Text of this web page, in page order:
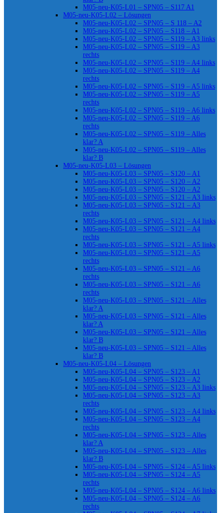
M05-neu-K05-L01 – SPN05 – S117 A1
M05-neu-K05-L02 – Lösungen
M05-neu-K05-L02 – SPN05 – S 118 – A2
M05-neu-K05-L02 – SPN05 – S118 – A1
M05-neu-K05-L02 – SPN05 – S119 – A3 links
M05-neu-K05-L02 – SPN05 – S119 – A3
rechts
M05-neu-K05-L02 – SPN05 – S119 – A4 links
M05-neu-K05-L02 – SPN05 – S119 – A4
rechts
M05-neu-K05-L02 – SPN05 – S119 – A5 links
M05-neu-K05-L02 – SPN05 – S119 – A5
rechts
M05-neu-K05-L02 – SPN05 – S119 – A6 links
M05-neu-K05-L02 – SPN05 – S119 – A6
rechts
M05-neu-K05-L02 – SPN05 – S119 – Alles
klar? A
M05-neu-K05-L02 – SPN05 – S119 – Alles
klar? B
M05-neu-K05-L03 – Lösungen
M05-neu-K05-L03 – SPN05 – S120 – A1
M05-neu-K05-L03 – SPN05 – S120 – A2
M05-neu-K05-L03 – SPN05 – S120 – A2
M05-neu-K05-L03 – SPN05 – S121 – A3 links
M05-neu-K05-L03 – SPN05 – S121 – A3
rechts
M05-neu-K05-L03 – SPN05 – S121 – A4 links
M05-neu-K05-L03 – SPN05 – S121 – A4
rechts
M05-neu-K05-L03 – SPN05 – S121 – A5 links
M05-neu-K05-L03 – SPN05 – S121 – A5
rechts
M05-neu-K05-L03 – SPN05 – S121 – A6
rechts
M05-neu-K05-L03 – SPN05 – S121 – A6
rechts
M05-neu-K05-L03 – SPN05 – S121 – Alles
klar? A
M05-neu-K05-L03 – SPN05 – S121 – Alles
klar? A
M05-neu-K05-L03 – SPN05 – S121 – Alles
klar? B
M05-neu-K05-L03 – SPN05 – S121 – Alles
klar? B
M05-neu-K05-L04 – Lösungen
M05-neu-K05-L04 – SPN05 – S123 – A1
M05-neu-K05-L04 – SPN05 – S123 – A2
M05-neu-K05-L04 – SPN05 – S123 – A3 links
M05-neu-K05-L04 – SPN05 – S123 – A3
rechts
M05-neu-K05-L04 – SPN05 – S123 – A4 links
M05-neu-K05-L04 – SPN05 – S123 – A4
rechts
M05-neu-K05-L04 – SPN05 – S123 – Alles
klar? A
M05-neu-K05-L04 – SPN05 – S123 – Alles
klar? B
M05-neu-K05-L04 – SPN05 – S124 – A5 links
M05-neu-K05-L04 – SPN05 – S124 – A5
rechts
M05-neu-K05-L04 – SPN05 – S124 – A6 links
M05-neu-K05-L04 – SPN05 – S124 – A6
rechts